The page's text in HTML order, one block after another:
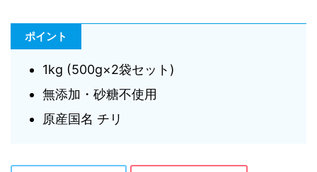
ポイント
1kg (500g×2袋セット)
無添加・砂糖不使用
原産国名 チリ